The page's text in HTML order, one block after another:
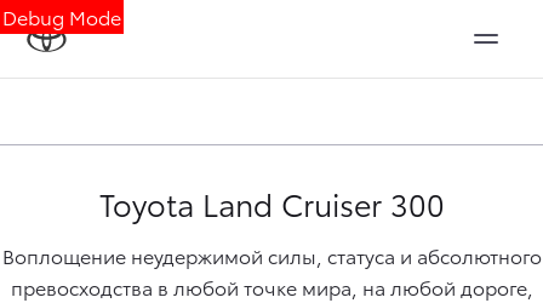
Debug Mode
Toyota Land Cruiser 300
Воплощение неудержимой силы, статуса и абсолютного
превосходства в любой точке мира, на любой дороге,